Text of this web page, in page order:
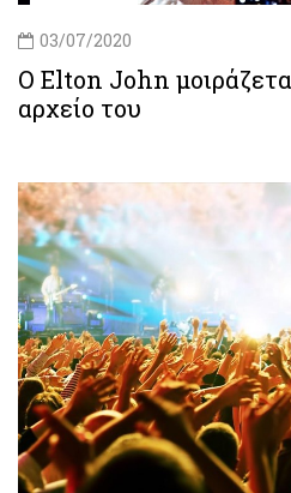
03/07/2020
Ο Elton John
αρχείο του